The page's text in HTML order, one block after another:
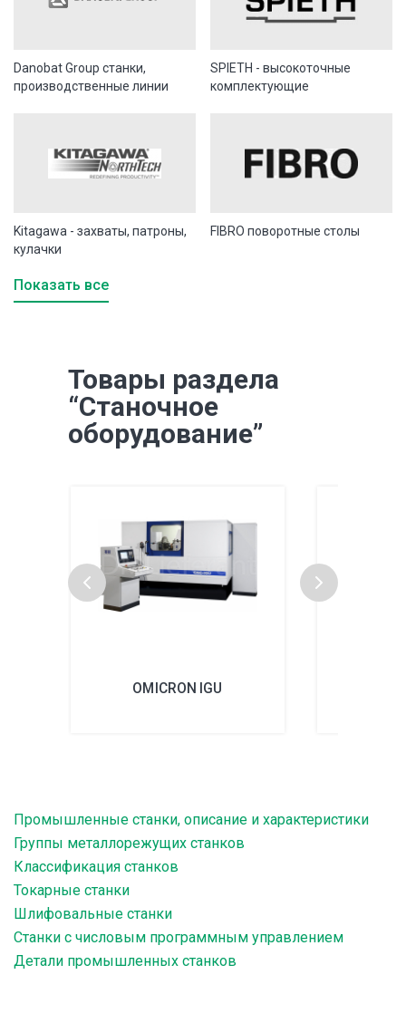
Danobat Group станки,
производственные линии
SPIETH - высокоточные
комплектующие
Kitagawa - захваты, патроны,
кулачки
FIBRO поворотные столы
Показать все
Товары раздела
“Станочное
оборудование”
OMICRON IGU
Промышленные станки, описание и характеристики
Группы металлорежущих станков
Классификация станков
Токарные станки
Шлифовальные станки
Станки с числовым программным управлением
Детали промышленных станков